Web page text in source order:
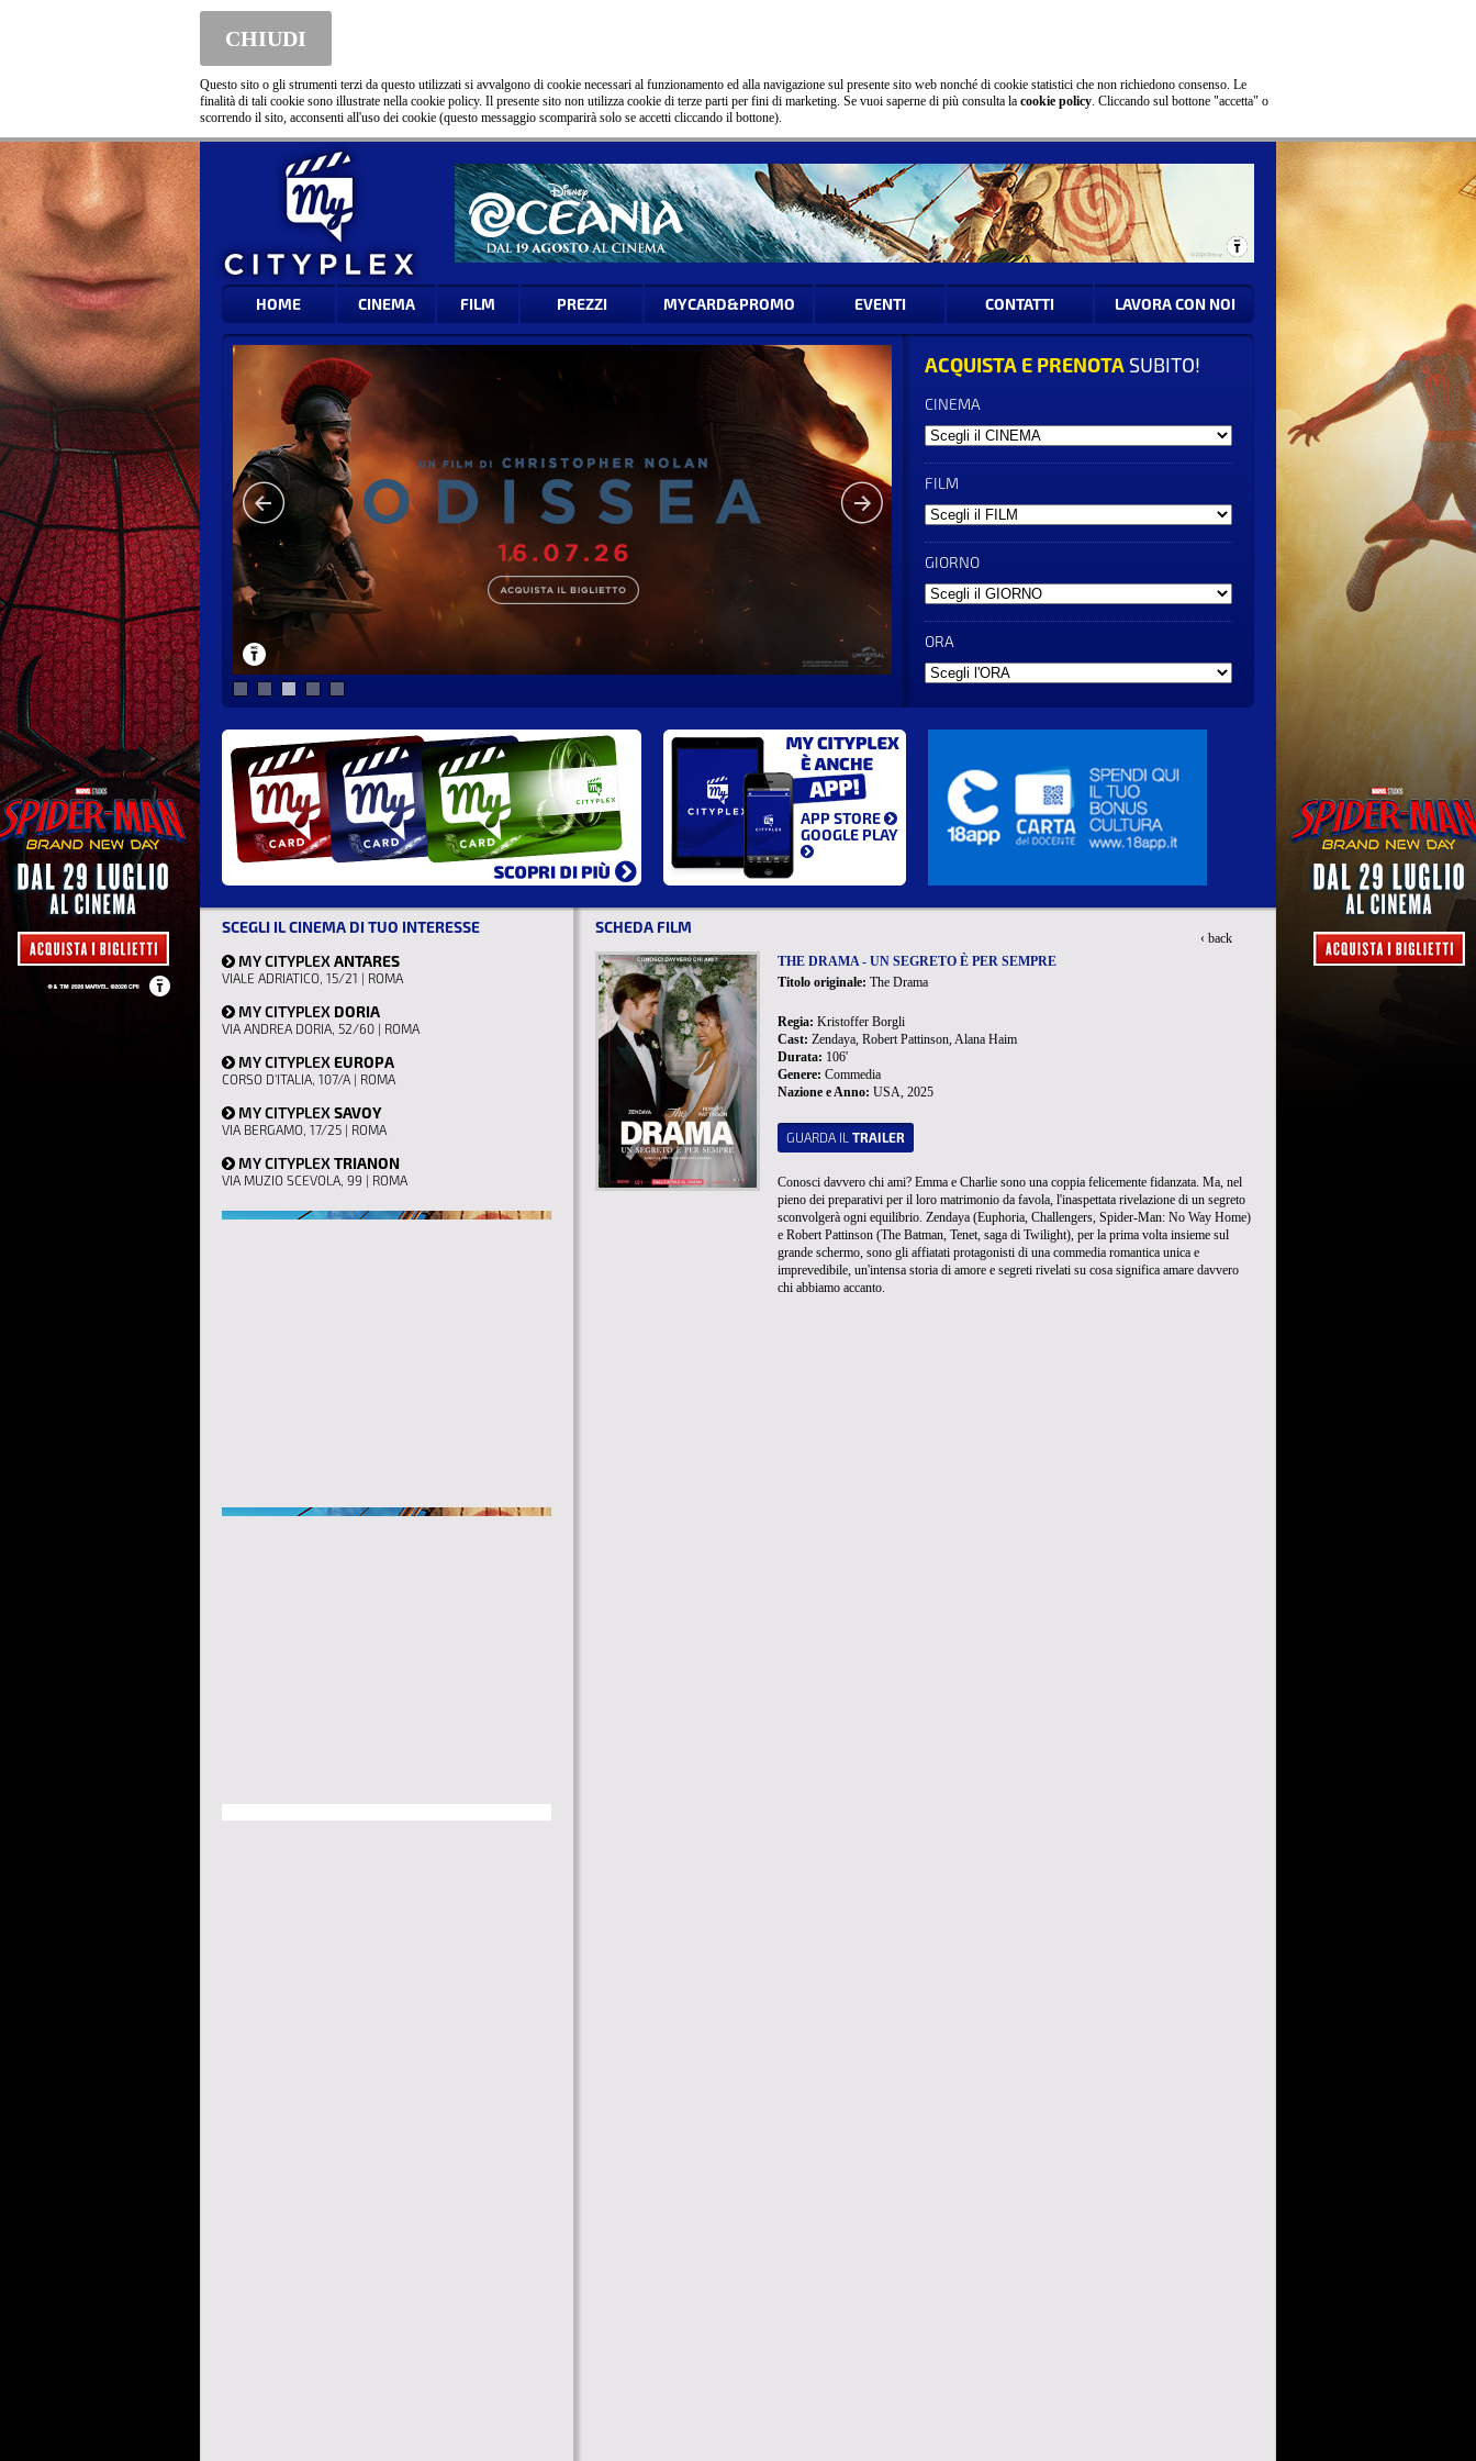
CHIUDI
Questo sito o gli strumenti terzi da questo utilizzati si avvalgono di cookie necessari al funzionamento ed alla navigazione sul presente sito web nonché di cookie statistici che non richiedono consenso. Le
finalità di tali cookie sono illustrate nella cookie policy. Il presente sito non utilizza cookie di terze parti per fini di marketing. Se vuoi saperne di più consulta la cookie policy. Cliccando sul bottone "accetta" o
scorrendo il sito, acconsenti all'uso dei cookie (questo messaggio scomparirà solo se accetti cliccando il bottone).
HOME CINEMA FILM PREZZI MYCARD&PROMO EVENTI CONTATTI LAVORA CON NOI
ACQUISTA E PRENOTA SUBITO!
CINEMA
FILM
GIORNO
ORA
APP STORE
GOOGLE PLAY
SCEGLI IL CINEMA DI TUO INTERESSE
MY CITYPLEXANTARES
VIALE ADRIATICO, 15/21 | ROMA
MY CITYPLEX DORIA
VIA ANDREA DORIA, 52/60 | ROMA
MY CITYPLEXEUROPA
CORSO D'ITALIA, 107/A | ROMA
MY CITYPLEXSAVOY
VIA BERGAMO, 17/25 | ROMA
MY CITYPLEXTRIANON
VIA MUZIO SCEVOLA, 99 | ROMA
‹ back
SCHEDA FILM
THE DRAMA - UN SEGRETO È PER SEMPRE
Titolo originale: The Drama
Regia: Kristoffer Borgli
Cast: Zendaya, Robert Pattinson, Alana Haim
Durata: 106'
Genere: Commedia
Nazione e Anno: USA, 2025
GUARDA IL TRAILER
Conosci davvero chi ami? Emma e Charlie sono una coppia felicemente fidanzata. Ma, nel
pieno dei preparativi per il loro matrimonio da favola, l'inaspettata rivelazione di un segreto
sconvolgerà ogni equilibrio. Zendaya (Euphoria, Challengers, Spider-Man: No Way Home)
e Robert Pattinson (The Batman, Tenet, saga di Twilight), per la prima volta insieme sul
grande schermo, sono gli affiatati protagonisti di una commedia romantica unica e
imprevedibile, un'intensa storia di amore e segreti rivelati su cosa significa amare davvero
chi abbiamo accanto.